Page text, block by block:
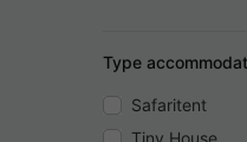
Type
Safaritent
Tiny House